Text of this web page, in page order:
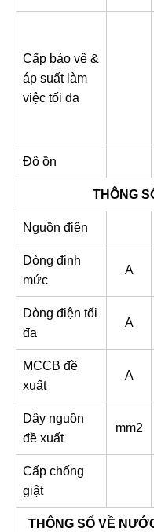
Cấp bảo vệ &
áp suất làm
việc tối đa
Độ ồn
THÔNG
Nguồn điện
Dòng định
mức
A
Dòng điện tối
đa
A
MCCB đề
xuất
A
Dây nguồn
đề xuất
mm2
Cấp chống
giật
THÔNG SỐ VỀ